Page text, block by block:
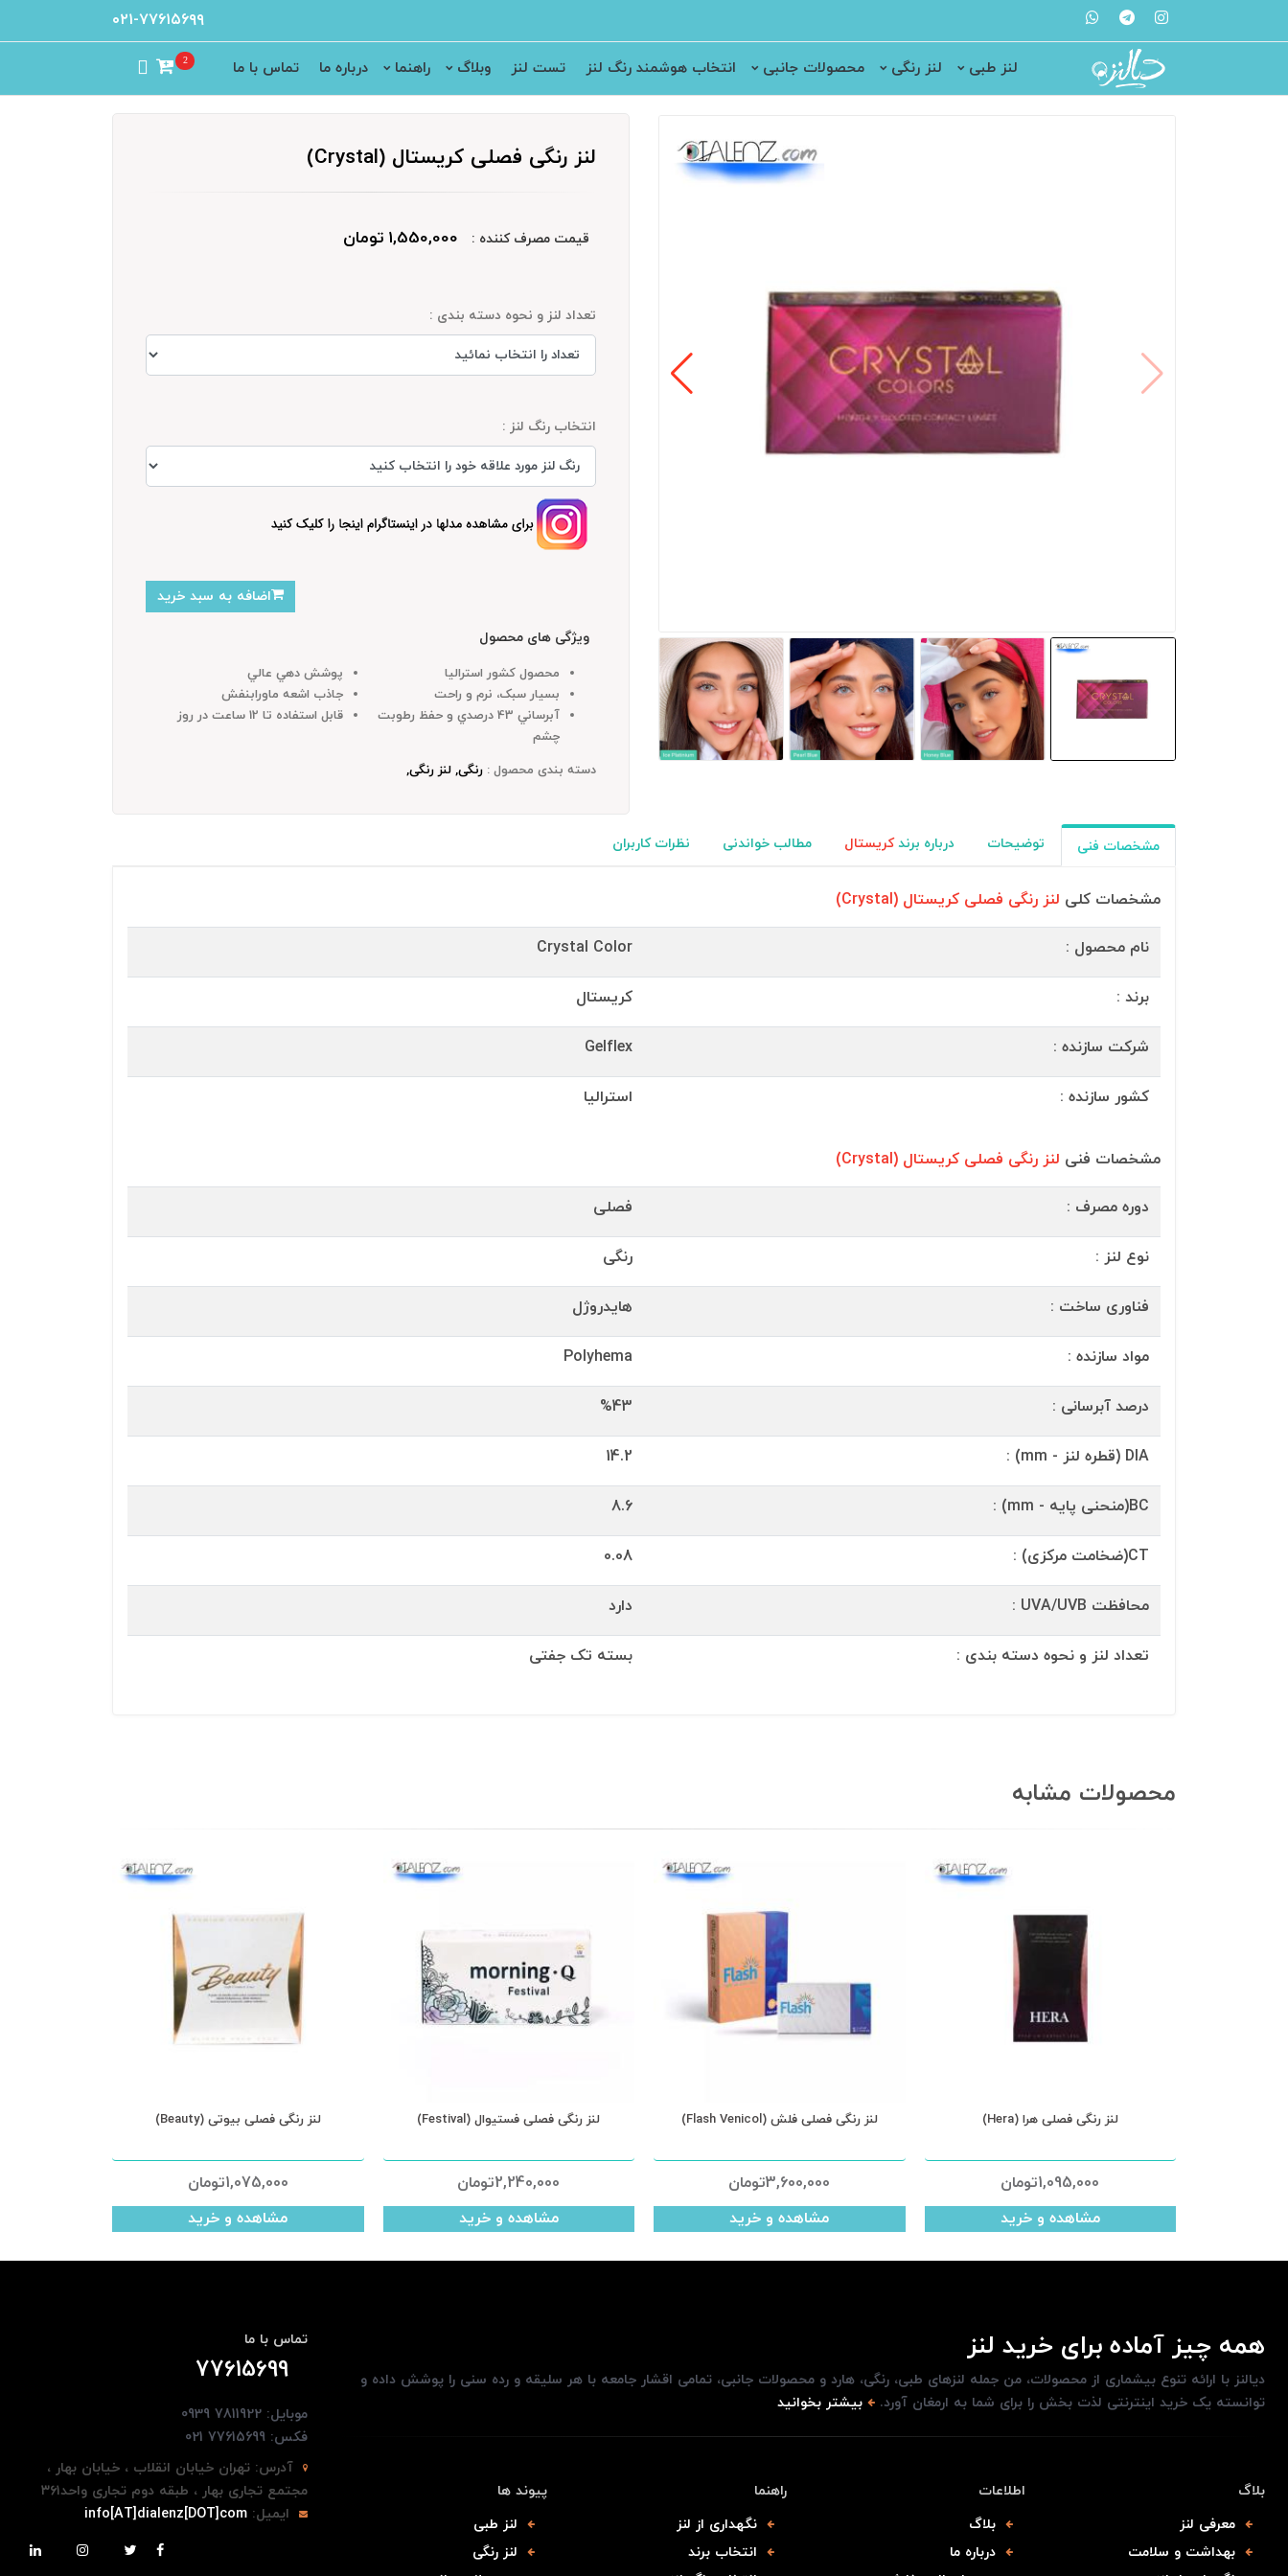
۰۲۱-۷۷۶۱۵۶۹۹
لنز طبی لنز رنگی محصولات جانبی انتخاب هوشمند رنگ لنز تست لنز وبلاگ راهنما درباره ما تماس با ما 2
لنز رنگی فصلی کریستال (Crystal)
قیمت مصرف کننده : 1,550,000 تومان
تعداد لنز و نحوه دسته بندی :
انتخاب رنگ لنز :
اضافه به سبد خرید
ویژگی های محصول
محصول کشور استراليا
بسيار سبک، نرم و راحت
آبرساني 43 درصدي و حفظ رطوبت
چشم
پوشش دهي عالي
جاذب اشعه ماورابنفش
قابل استفاده تا 12 ساعت در روز
دسته بندی محصول : رنگی, لنز رنگی,
مشخصات فنی توضیحات درباره برندکریستال مطالب خواندنی نظرات کاربران
مشخصات کلی لنز رنگی فصلی کریستال (Crystal)
نام محصول : Crystal Color
برند : کریستال
شرکت سازنده : Gelflex
کشور سازنده : استرالیا
مشخصات فنی لنز رنگی فصلی کریستال (Crystal)
دوره مصرف : فصلی
نوع لنز : رنگی
فناوری ساخت : هایدروژل
مواد سازنده : Polyhema
درصد آبرسانی : %43
DIA (قطره لنز - mm) : 14.2
BC(منحنی پایه - mm) : 8.6
CT(ضخامت مرکزی) : 0.08
محافظت UVA/UVB : دارد
تعداد لنز و نحوه دسته بندی : بسته تک جفتی
محصولات مشابه
لنز رنگی فصلی بیوتی (Beauty)
1,075,000تومان
مشاهده و خرید
لنز رنگی فصلی فستیوال (Festival)
2,240,000تومان
مشاهده و خرید
لنز رنگی فصلی فلش (Flash Venicol)
3,600,000تومان
مشاهده و خرید
لنز رنگی فصلی هرا (Hera)
1,095,000تومان
مشاهده و خرید
همه چیز آماده برای خرید لنز
دیالنز با ارائه تنوع بیشماری از محصولات، من جمله لنزهای طبی، رنگی، هارد و محصولات جانبی، تمامی اقشار جامعه با هر سلیقه و رده سنی را پوشش داده و
توانسته یک خرید اینترنتی لذت بخش را برای شما به ارمغان آورد.
بیشتر بخوانید
بلاگ
معرفی لنز
بهداشت و سلامت
اطلاعات
بلاگ
درباره ما
راهنما
نگهداری از لنز
انتخاب برند
پیوند ها
لنز طبی
لنز رنگی
تماس با ما
77615699
موبایل: 7811922 0939
فکس: 77615699 021
آدرس: تهران خیابان انقلاب ، خیابان بهار ،
مجتمع تجاری بهار ، طبقه دوم تجاری واحد۳۶۱
ایمیل: info[AT]dialenz[DOT]com